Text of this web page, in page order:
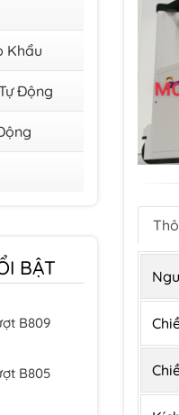
Khẩu
Động
BẬT
D